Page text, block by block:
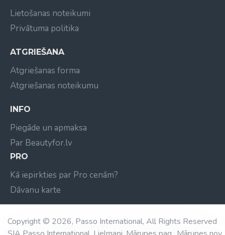
Lietošanas noteikumi
Privātuma politika
ATGRIEŠANA
Atgriešanas forma
Atgriešanas noteikumu
INFO
Piegāde un apmaksa
Par Beautyfor.lv
PRO
Kā iepirkties par Pro cenām?
Dāvanu karte
Copyright © 2026, Passo International, All Rights Reserved